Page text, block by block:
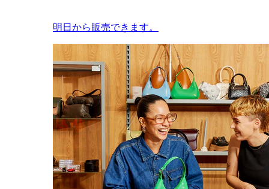
明日から販売できます。